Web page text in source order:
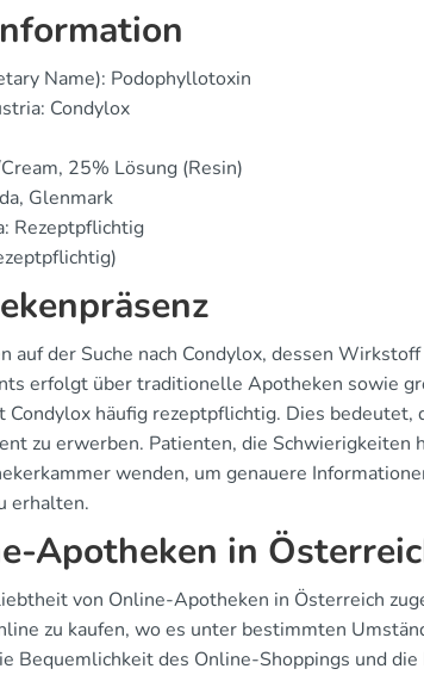
Name): Podophyllotoxin
Condylox
25% Lösung (Resin)
Glenmark
Rezeptpflichtig
auf der Suche nach Condylox, dessen
erfolgt über traditionelle Apotheken sowie
häufig rezeptpflichtig. Dies bedeutet,
zu erwerben. Patienten, die Schwierigkeiten
wenden, um genauere
erhalten.
Apotheken in
von Online-Apotheken in Österreich
zu kaufen, wo es unter bestimmten
Bequemlichkeit des Online-Shoppings und